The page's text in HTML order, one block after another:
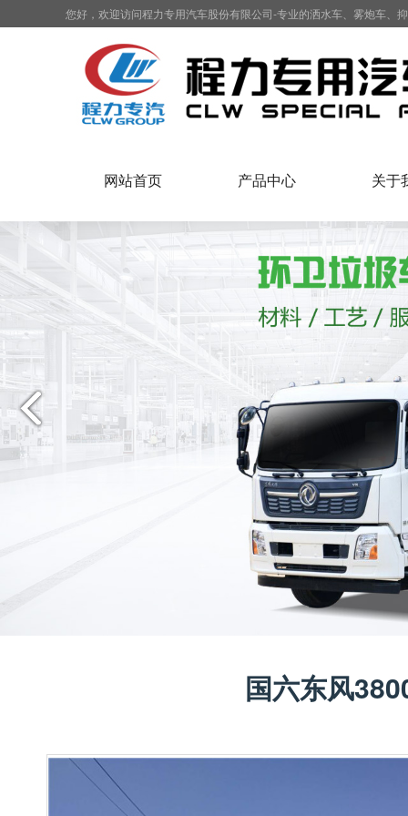
您好，欢迎访问程力专用汽车股份有限公司-专业的洒水车、雾炮车、
网站首页 产品中心 关于
国六东风